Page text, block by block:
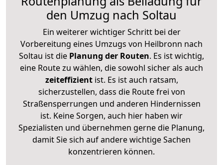
den Umzug nach Soltau
Ein weiterer wichtiger Schritt bei der
Vorbereitung eines Umzugs von Heilbronn nach
Soltau ist die Planung der Routen. Es ist wichtig,
eine Route zu wählen, die sowohl sicher als auch
zeiteffizientist. Es ist auch ratsam,
sicherzustellen, dass die Route frei von
Straßensperrungen und anderen Hindernissen
ist. Keine Sorgen, auch hier haben wir
Spezialisten und übernehmen gerne die Planung,
damit Sie sich auf andere wichtige Sachen
konzentrieren können.